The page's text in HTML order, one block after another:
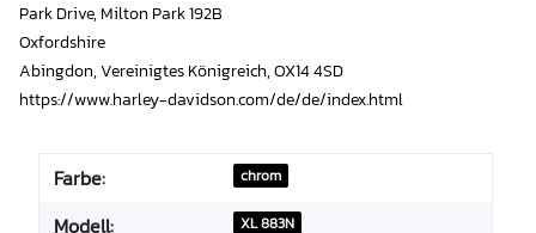
Park Drive, Milton Park 192B
Oxfordshire
Abingdon, Vereinigtes Königreich, OX14 4SD
https://www.harley-davidson.com/de/de/index.html
Farbe: chrom
Modell: XL 883N